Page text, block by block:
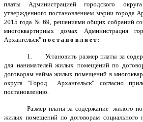
платы Администрацией городского
утвержденного постановлением мэрии города
2015 года № 69, решениями общих собраний
многоквартирных домах Администрация
Архангельск" постановляет:
1. Установить размер платы за
для нанимателей жилых помещений по
договорам найма жилых помещений в
округа "Город Архангельск" согласно
постановлению.
Размер платы за содержание жилого
жилых помещений по договорам социального